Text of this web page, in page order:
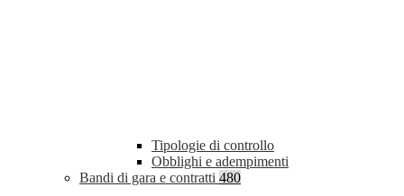
Tipologie di controllo
Obblighi e adempimenti
Bandi di gara e contratti 480